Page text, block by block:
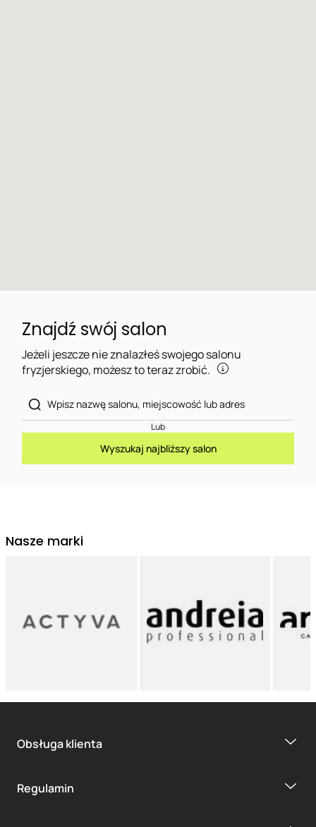
Znajdź swój salon
Jeżeli jeszcze nie znalazłeś swojego salonu
fryzjerskiego, możesz to teraz zrobić.
Lub
Wyszukaj najbliższy salon
Nasze marki
Obsługa klienta
Regulamin